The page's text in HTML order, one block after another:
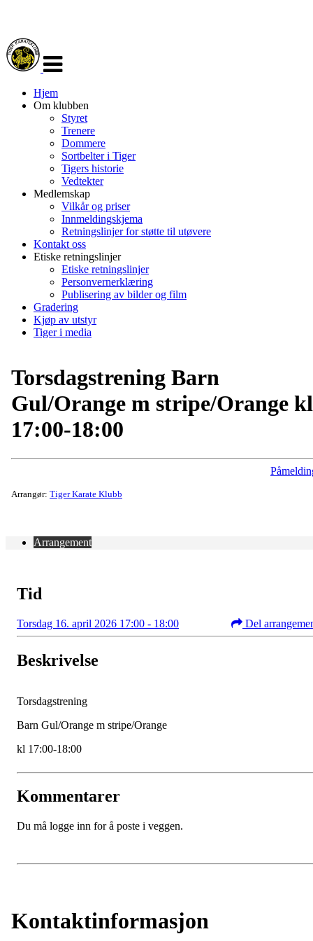
navigasjon
Hjem
Om klubben
Styret
Trenere
Dommere
Sortbelter i Tiger
Tigers historie
Vedtekter
Medlemskap
Vilkår og priser
Innmeldingskjema
Retningslinjer for støtte til utøvere
Kontakt oss
Etiske retningslinjer
Etiske retningslinjer
Personvernerklæring
Publisering av bilder og film
Gradering
Kjøp av utstyr
Tiger i media
Torsdagstrening Barn
Gul/Orange m stripe/Orange kl
17:00-18:00
Arrangør: Tiger Karate Klubb
Arrangement
Tid
Torsdag 16. april 2026 17:00 - 18:00 Del
Beskrivelse
Torsdagstrening
Barn Gul/Orange m stripe/Orange
kl 17:00-18:00
Kommentarer
Du må logge inn for å poste i veggen.
Kontaktinformasjon